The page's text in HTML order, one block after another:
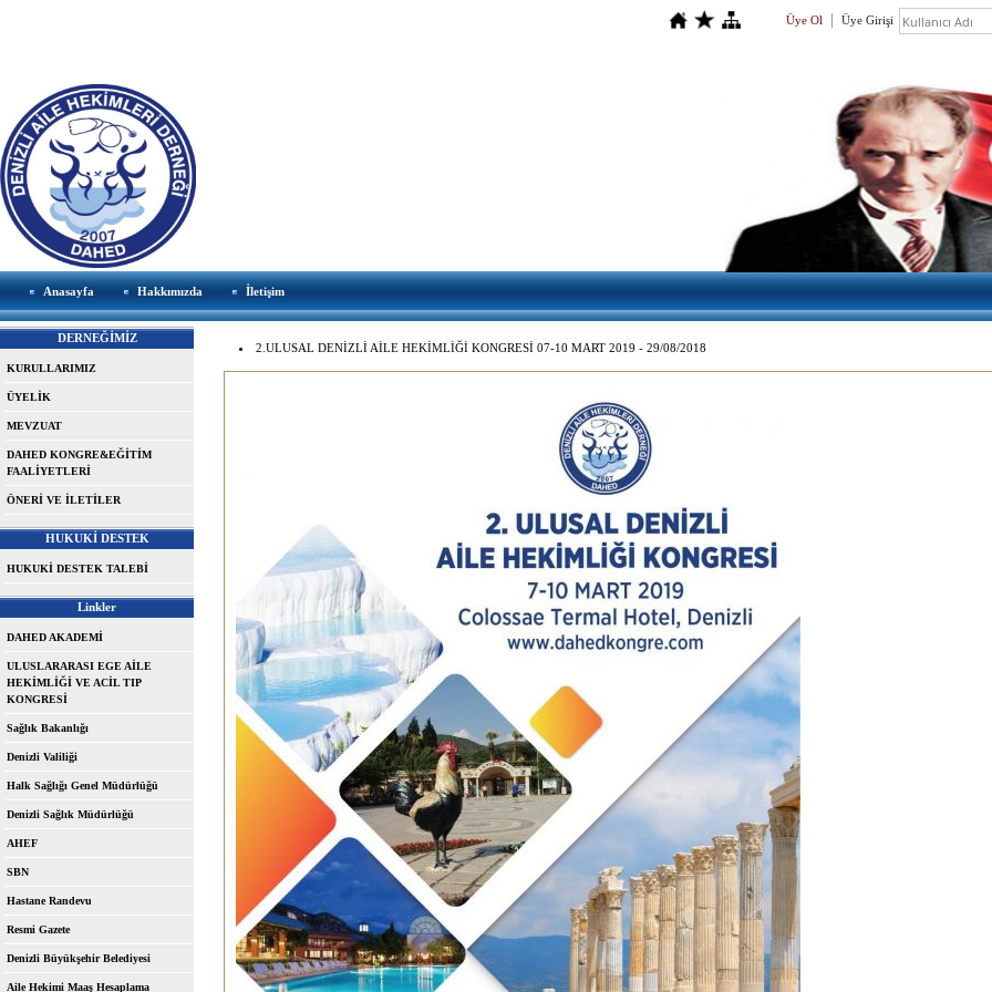
Üye Ol Üye Girişi
Anasayfa Hakkımızda İletişim
DERNEĞİMİZ
KURULLARIMIZ
ÜYELİK
MEVZUAT
DAHED KONGRE&EĞİTİM
FAALİYETLERİ
ÖNERİ VE İLETİLER
HUKUKİ DESTEK
HUKUKİ DESTEK TALEBİ
Linkler
DAHED AKADEMİ
ULUSLARARASI EGE AİLE
HEKİMLİĞİ VE ACİL TIP
KONGRESİ
Sağlık Bakanlığı
Denizli Valiliği
Halk Sağlığı Genel Müdürlüğü
Denizli Sağlık Müdürlüğü
AHEF
SBN
Hastane Randevu
Resmi Gazete
Denizli Büyükşehir Belediyesi
Aile Hekimi Maaş Hesaplama
2.ULUSAL DENİZLİ AİLE HEKİMLİĞİ KONGRESİ 07-10 MART 2019 - 29/08/2018